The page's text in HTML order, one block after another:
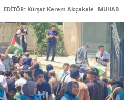
EDİTÖR: Kürşat Kerem Akçakale